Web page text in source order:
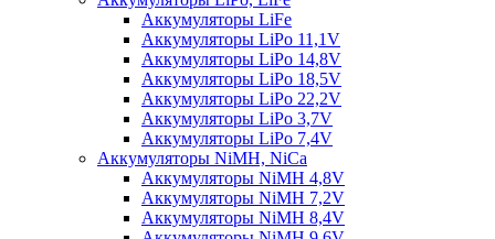
Аккумуляторы LiFe
Аккумуляторы LiPo 11,1V
Аккумуляторы LiPo 14,8V
Аккумуляторы LiPo 18,5V
Аккумуляторы LiPo 22,2V
Аккумуляторы LiPo 3,7V
Аккумуляторы LiPo 7,4V
Аккумуляторы NiMH, NiCa
Аккумуляторы NiMH 4,8V
Аккумуляторы NiMH 7,2V
Аккумуляторы NiMH 8,4V